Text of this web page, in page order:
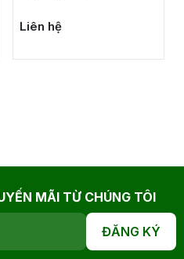
Liên hệ
MÃI TỪ CHÚNG TÔI
ĐĂNG KÝ